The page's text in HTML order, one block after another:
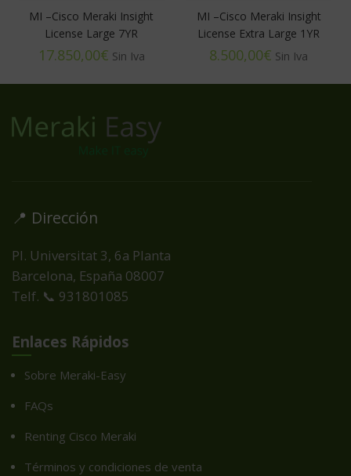
MI –Cisco Meraki Insight
License Large 7YR
€
MI –Cisco Meraki Insight
License Extra Large 1YR
€
📍 Dirección
Pl. Universitat 3, 6a Planta
Barcelona, España 08007
Telf. 📞 931801085
Enlaces Rápidos
Sobre Meraki-Easy
FAQs
Renting Cisco Meraki
Términos y condiciones de venta